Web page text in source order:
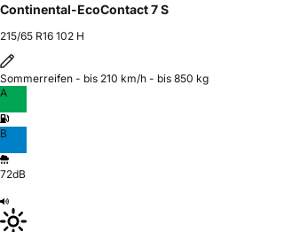
Continental-EcoContact 7 S
215/65 R16 102 H
Sommerreifen - bis 210 km/h - bis 850 kg
A
B
72dB